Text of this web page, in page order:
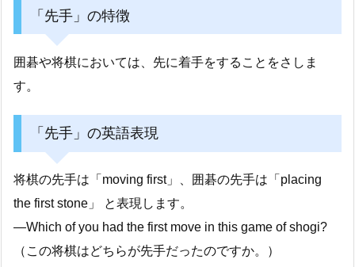
「先手」の特徴
囲碁や将棋においては、先に着手をすることをさしま
す。
「先手」の英語表現
将棋の先手は「moving first」、囲碁の先手は「placing
the first stone」 と表現します。
―Which of you had the first move in this game of shogi?
（この将棋はどちらが先手だったのですか。）